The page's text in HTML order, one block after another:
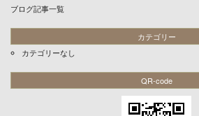
ブログ記事一覧
カテゴリー
カテゴリーなし
QR-code